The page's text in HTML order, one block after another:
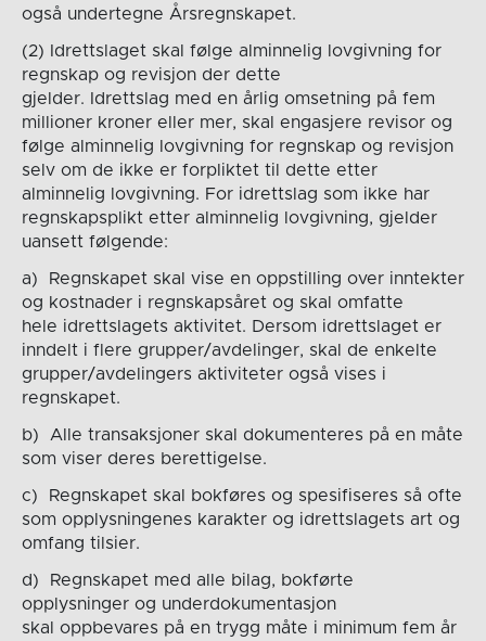
også undertegne Årsregnskapet.
(2) Idrettslaget skal følge alminnelig lovgivning for
regnskap og revisjon der dette
gjelder. Idrettslag med en årlig omsetning på fem
millioner kroner eller mer, skal engasjere revisor og
følge alminnelig lovgivning for regnskap og revisjon
selv om de ikke er forpliktet til dette etter
alminnelig lovgivning. For idrettslag som ikke har
regnskapsplikt etter alminnelig lovgivning, gjelder
uansett følgende:
a) Regnskapet skal vise en oppstilling over inntekter
og kostnader i regnskapsåret og skal omfatte
hele idrettslagets aktivitet. Dersom idrettslaget er
inndelt i flere grupper/avdelinger, skal de enkelte
grupper/avdelingers aktiviteter også vises i
regnskapet.
b) Alle transaksjoner skal dokumenteres på en måte
som viser deres berettigelse.
c) Regnskapet skal bokføres og spesifiseres så ofte
som opplysningenes karakter og idrettslagets art og
omfang tilsier.
d) Regnskapet med alle bilag, bokførte
opplysninger og underdokumentasjon
skal oppbevares på en trygg måte i minimum fem år